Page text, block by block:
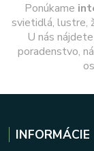
Ponúkame
svietidlá, lustre,
U nás
poradenstvo,
INFORMÁCIE